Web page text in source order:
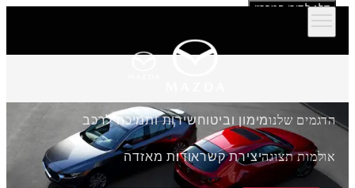
דלג לתוכן המרכזי
הדגמים שלנומימון וביטוחשירות ותמיכה לרכב
אולמות תצוגהיצירת קשראודות מאזדה